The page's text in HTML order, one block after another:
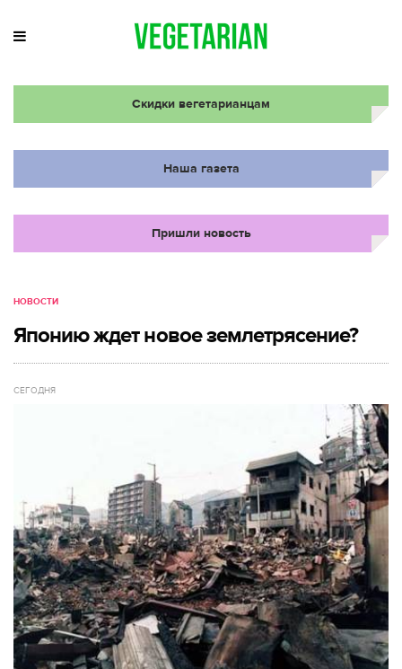
Скидки вегетарианцам
Наша газета
Пришли новость
НОВОСТИ
Японию ждет новое землетрясение?
СЕГОДНЯ